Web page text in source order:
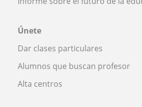
Únete
Dar clases particulares
Alumnos que buscan profesor
Alta centros